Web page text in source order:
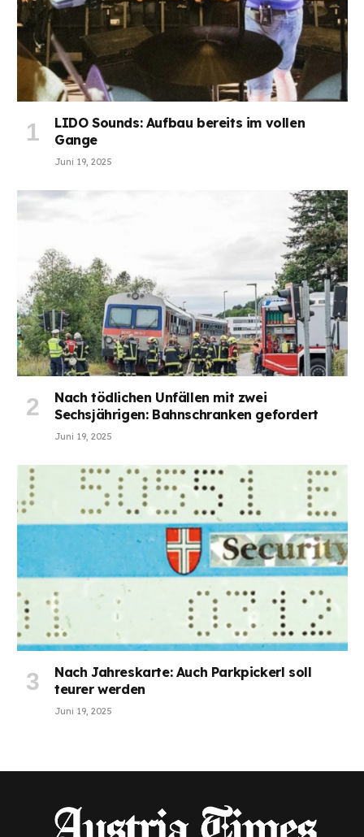
LIDO Sounds: Aufbau bereits im vollen
Gange
Juni 19, 2025
Nach tödlichen Unfällen mit zwei
Sechsjährigen: Bahnschranken gefordert
Juni 19, 2025
Nach Jahreskarte: Auch Parkpickerl soll
teurer werden
Juni 19, 2025